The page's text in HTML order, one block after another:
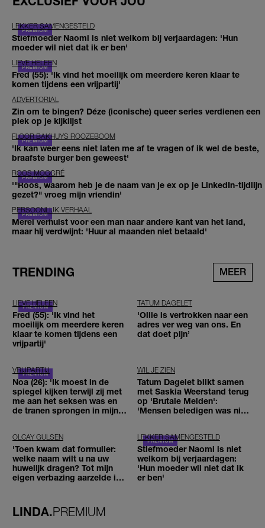
LEKKER SAMENGESTELD
Stiefmoeder Naomi is niet welkom bij verjaardagen: 'Hun
moeder wil niet dat ik er ben'
LIEVE HELEEN
Fred (55): 'Ik vind het moeilijk om meerdere keren klaar te
komen tijdens een vrijpartij'
ADVERTORIAL
Zin om te bingen? Déze (iconische) queer series verdienen een
plek op je kijklijst
FLOOR BAKHUYS ROOZEBOOM
'Ik kan weer eens niet laten me af te vragen of ik wel de beste,
braafste burger ben geweest'
ROOS MOGGRÉ
'"Roos, waarom heb je de naam van je ex op je LinkedIn-tijdlijn
gezet?" vroeg mijn vriendin'
PERSOONLIJK VERHAAL
Merel verhuist voor een man naar andere kant van het land,
maar hij verdwijnt: 'Huur al maanden niet betaald'
TRENDING MEER
LIEVE HELEEN
Fred (55): 'Ik vind het
moeilijk om meerdere keren
klaar te komen tijdens een
vrijpartij'
TATUM DAGELET
'Ollie is vertrokken naar een
adres ver weg van ons. En
dat doet pijn’
VRIJPARTIJ
Noa (26): 'Ik moest in de
spiegel kijken terwijl zij met
me aan het seksen was en
de tranen sprongen in mijn
WIL JE ZIEN
Tatum Dagelet blikt samen
met Saskia Weerstand terug
op 'Brutale Meiden':
'Mensen beledigen was niet
OLCAY GULSEN
'Toen kwam dat formulier:
welke naam wilt u na uw
huwelijk dragen? Tot mijn
eigen verbazing aarzelde ik
LEKKER SAMENGESTELD
Stiefmoeder Naomi is niet
welkom bij verjaardagen:
'Hun moeder wil niet dat ik
er ben'
LINDA.PREMIUM